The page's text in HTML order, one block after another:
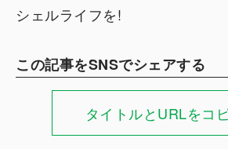
シェルライフを!
この記事をSNSでシェアする
タイトルとURLをコ